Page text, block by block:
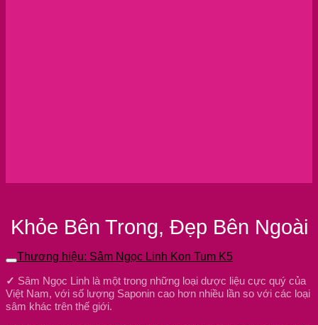
Khỏe Bên Trong, Đẹp Bên Ngoài
Thương hiệu: Sâm Ngọc Linh Kon Tum K5
✓ Sâm Ngọc Linh là một trong những loại dược liệu cực quý của
Việt Nam, với số lượng Saponin cao hơn nhiều lần so với các loại
sâm khác trên thế giới.